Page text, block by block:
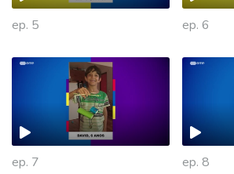
ep. 5 ep. 6
ep. 7 ep. 8